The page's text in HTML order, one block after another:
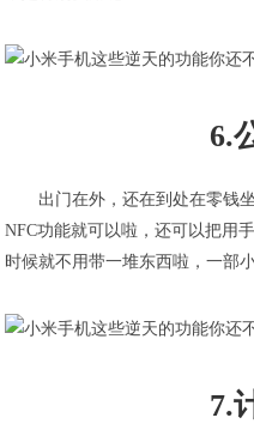
6.
出门在外，还在到处在零钱
NFC功能就可以啦，还可以把用
时候就不用带一堆东西啦，一部
7.